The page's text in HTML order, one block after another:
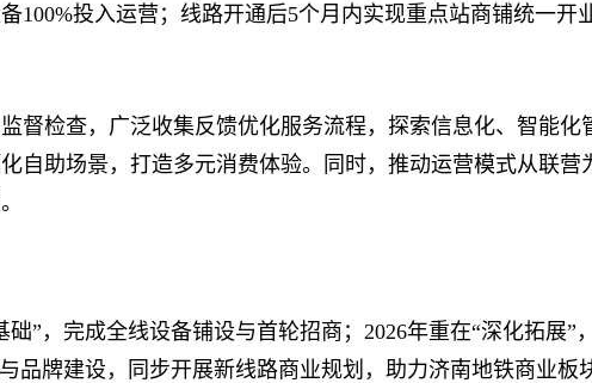
100%投入运营；线路开通后5个月内实现重点站商铺统一开
检查，广泛收集反馈优化服务流程，探索信息化、智能化
自助场景，打造多元消费体验。同时，推动运营模式从联营
完成全线设备铺设与首轮招商；2026年重在“深化拓展”
品牌建设，同步开展新线路商业规划，助力济南地铁商业板